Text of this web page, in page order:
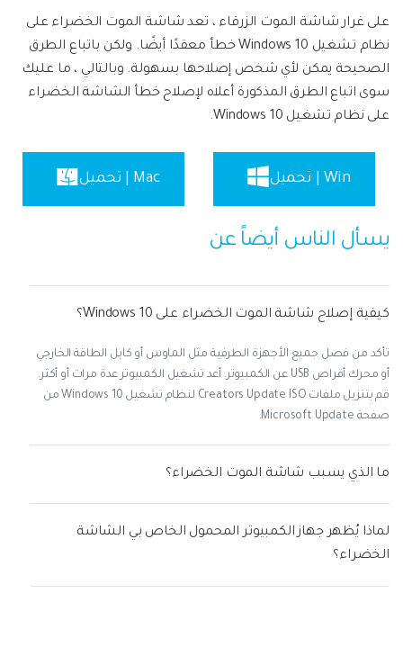
على غرار شاشة الموت الزرقاء ، تعد شاشة الموت الخضراء على
نظام تشغيل Windows 10 خطأ معقدًا أيضًا. ولكن باتباع الطرق
الصحيحة يمكن لأي شخص إصلاحها بسهولة. وبالتالي ، ما عليك
سوى اتباع الطرق المذكورة أعلاه لإصلاح خطأ الشاشة الخضراء
على نظام تشغيل Windows 10.
Win | تحميل Mac | تحميل
يسأل الناس أيضاً عن
كيفية إصلاح شاشة الموت الخضراء على Windows 10؟
تأكد من فصل جميع الأجهزة الطرفية مثل الماوس أو كابل الطاقة الخارجي
أو محرك أقراص USB عن الكمبيوتر. أعد تشغيل الكمبيوتر عدة مرات أو أكثر.
قم بتنزيل ملفات Creators Update ISO لنظام تشغيل Windows 10 من
صفحة Microsoft Update.
ما الذي يسبب شاشة الموت الخضراء؟
لماذا يُظهر جهاز الكمبيوتر المحمول الخاص بي الشاشة
الخضراء؟